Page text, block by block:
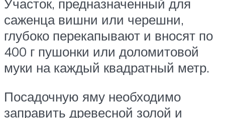
Участок, предназначенный для
саженца вишни или черешни,
глубоко перекапывают и вносят по
400 г пушонки или доломитовой
муки на каждый квадратный метр.
Посадочную яму необходимо
заправить древесной золой и